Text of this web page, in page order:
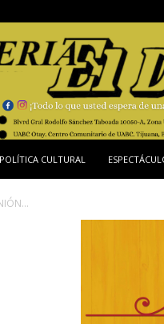
POLÍTICA CULTURAL